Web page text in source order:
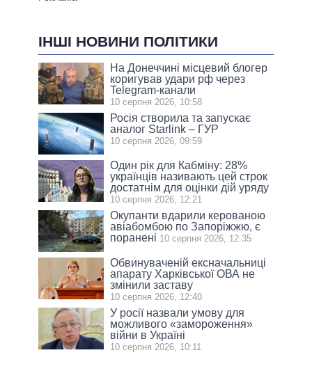
ІНШІ НОВИНИ ПОЛІТИКИ
На Донеччині місцевий блогер
коригував удари рф через
Telegram-канали
10 серпня 2026, 10:58
Росія створила та запускає
аналог Starlink – ГУР
10 серпня 2026, 09:59
Один рік для Кабміну: 28%
українців називають цей строк
достатнім для оцінки дій уряду
10 серпня 2026, 12:21
Окупанти вдарили керованою
авіабомбою по Запоріжжю, є
поранені 10 серпня 2026, 12:35
Обвинуваченій ексначальниці
апарату Харківської ОВА не
змінили заставу
10 серпня 2026, 12:40
У росії назвали умову для
можливого «замороження»
війни в Україні
10 серпня 2026, 10:11